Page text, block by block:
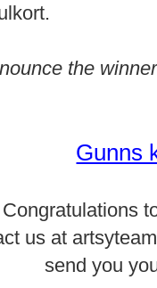
the
Gunns
Congratulations
us at
send you